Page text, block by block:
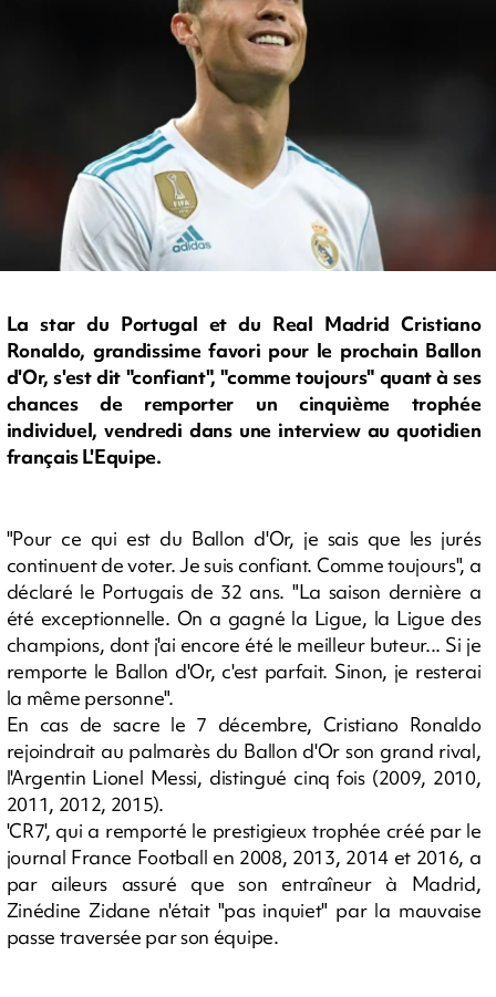
La star du Portugal et du Real Madrid Cristiano
Ronaldo, grandissime favori pour le prochain Ballon
d'Or, s'est dit "confiant", "comme toujours" quant à ses
chances de remporter un cinquième trophée
individuel, vendredi dans une interview au quotidien
français L'Equipe.
"Pour ce qui est du Ballon d'Or, je sais que les jurés
continuent de voter. Je suis confiant. Comme toujours", a
déclaré le Portugais de 32 ans. "La saison dernière a
été exceptionnelle. On a gagné la Ligue, la Ligue des
champions, dont j'ai encore été le meilleur buteur... Si je
remporte le Ballon d'Or, c'est parfait. Sinon, je resterai
la même personne".
En cas de sacre le 7 décembre, Cristiano Ronaldo
rejoindrait au palmarès du Ballon d'Or son grand rival,
l'Argentin Lionel Messi, distingué cinq fois (2009, 2010,
2011, 2012, 2015).
'CR7', qui a remporté le prestigieux trophée créé par le
journal France Football en 2008, 2013, 2014 et 2016, a
par aileurs assuré que son entraîneur à Madrid,
Zinédine Zidane n'était "pas inquiet" par la mauvaise
passe traversée par son équipe.